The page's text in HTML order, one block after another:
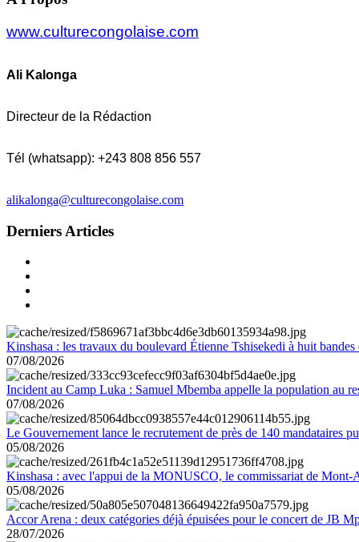
www.culturecongolaise.com
Ali Kalonga
Directeur de la Rédaction
Tél (whatsapp): +243 808 856 557
alikalonga@culturecongolaise.com
Derniers Articles
Kinshasa : les travaux du boulevard Étienne Tshisekedi à huit
07/08/2026
Incident au Camp Luka : Samuel Mbemba appelle la population au
07/08/2026
Le Gouvernement lance le recrutement de près de 140 mandataires
05/08/2026
Kinshasa : avec l'appui de la MONUSCO, le commissariat de Mont-
05/08/2026
Accor Arena : deux catégories déjà épuisées pour le concert de JB
28/07/2026